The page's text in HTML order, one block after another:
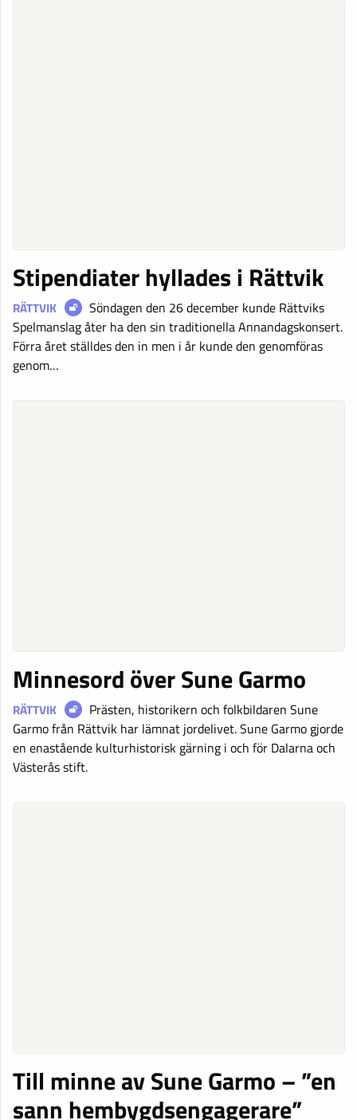
Stipendiater hyllades i Rättvik
RÄTTVIK
Söndagen den 26 december kunde Rättviks
Spelmanslag åter ha den sin traditionella Annandagskonsert.
Förra året ställdes den in men i år kunde den genomföras
genom…
Minnesord över Sune Garmo
RÄTTVIK
Prästen, historikern och folkbildaren Sune
Garmo från Rättvik har lämnat jordelivet. Sune Garmo gjorde
en enastående kulturhistorisk gärning i och för Dalarna och
Västerås stift.
Till minne av Sune Garmo – ”en
sann hembygdsengagerare”